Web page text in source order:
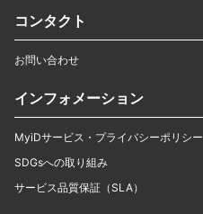
コンタクト
お問い合わせ
インフォメーション
MyiDサービス・プライバシーポリシー
SDGsへの取り組み
サービス品質保証（SLA）